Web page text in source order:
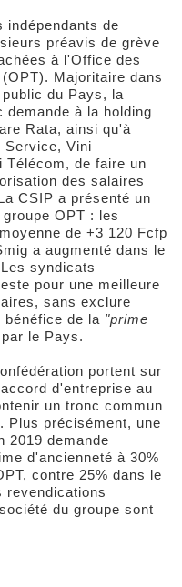
indépendants de
préavis de grève
à l'Office des
Majoritaire dans
du Pays, la
à la holding
Rata, ainsi qu'à
Service, Vini
Télécom, de faire un
des salaires
CSIP a présenté un
OPT : les
de +3 120 Fcfp
a augmenté dans le
syndicats
pour une meilleure
sans exclure
de la "prime
le Pays.
portent sur
d'entreprise au
un tronc commun
. Plus précisément, une
2019 demande
d'ancienneté à 30%
contre 25% dans le
revendications
du groupe sont